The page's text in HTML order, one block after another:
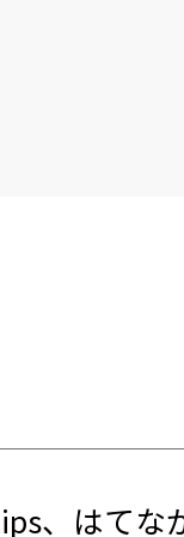
、はてな